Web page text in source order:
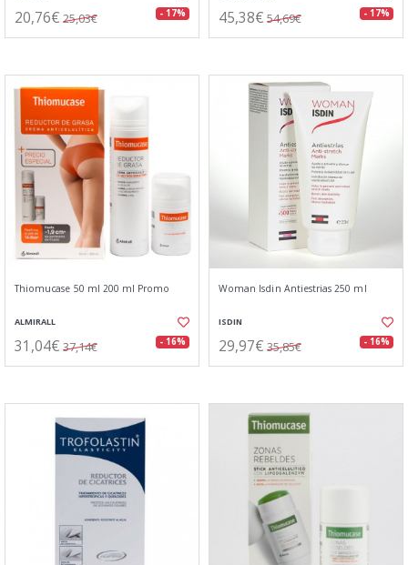
20,76€ 25,03€ - 17% 45,38€ 54,69€ - 17%
Thiomucase 50 ml 200 ml Promo
ALMIRALL
31,04€ 37,14€ - 16%
Woman Isdin Antiestrias 250 ml
ISDIN
29,97€ 35,85€ - 16%